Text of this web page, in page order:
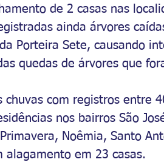
de 2 casas nas
ainda árvores
Porteira Sete, causando
quedas de árvores que
chuvas com registros entre
nos bairros São
Noêmia, Santo
alagamento em 23 casas.